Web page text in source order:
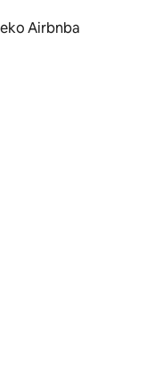
Airbnba